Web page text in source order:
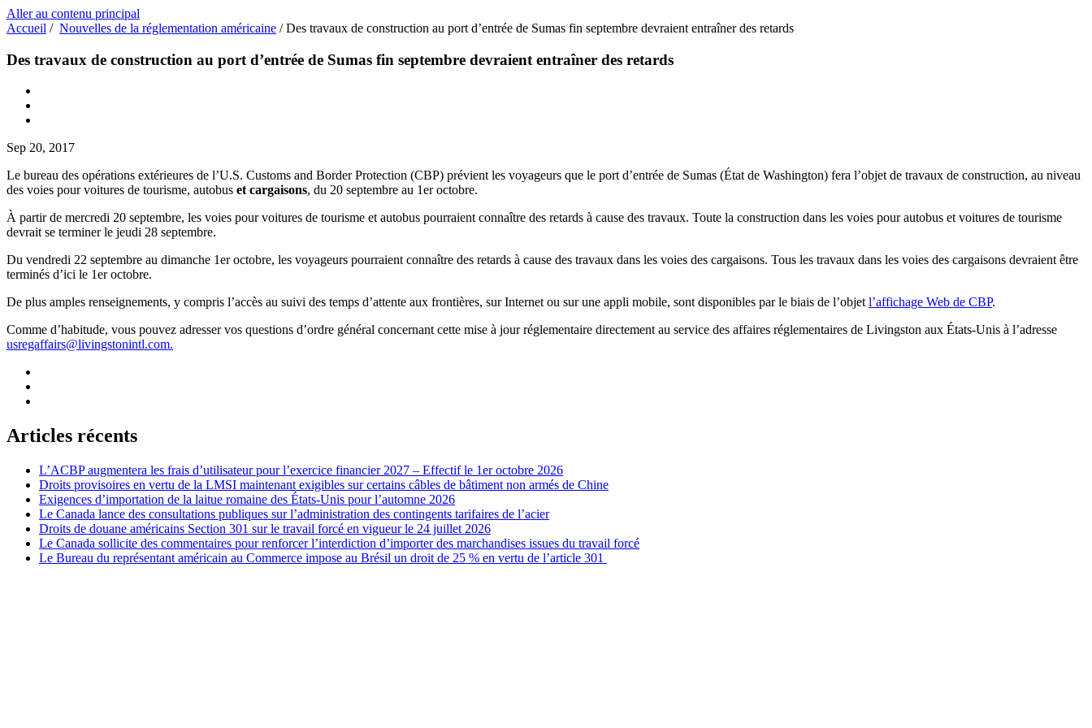
Aller au contenu principal
Accueil / Nouvelles de la réglementation américaine /Des travaux de construction au port d’entrée de Sumas fin septembre devraient entraîner des retards
Des travaux de construction au port d’entrée de Sumas fin septembre devraient entraîner des retards
Sep 20, 2017
Le bureau des opérations extérieures de l’U.S. Customs and Border Protection (CBP) prévient les voyageurs que le port d’entrée de Sumas (État de Washington) fera l’objet de travaux de construction, au niveau
des voies pour voitures de tourisme, autobus et cargaisons, du 20 septembre au 1er octobre.
À partir de mercredi 20 septembre, les voies pour voitures de tourisme et autobus pourraient connaître des retards à cause des travaux. Toute la construction dans les voies pour autobus et voitures de tourisme
devrait se terminer le jeudi 28 septembre.
Du vendredi 22 septembre au dimanche 1er octobre, les voyageurs pourraient connaître des retards à cause des travaux dans les voies des cargaisons. Tous les travaux dans les voies des cargaisons devraient être
terminés d’ici le 1er octobre.
De plus amples renseignements, y compris l’accès au suivi des temps d’attente aux frontières, sur Internet ou sur une appli mobile, sont disponibles par le biais de l’objetl’affichage Web de CBP.
Comme d’habitude, vous pouvez adresser vos questions d’ordre général concernant cette mise à jour réglementaire directement au service des affaires réglementaires de Livingston aux États-Unis à l’adresse
usregaffairs@livingstonintl.com.
Articles récents
L’ACBP augmentera les frais d’utilisateur pour l’exercice financier 2027 – Effectif le 1er octobre 2026
Droits provisoires en vertu de la LMSI maintenant exigibles sur certains câbles de bâtiment non armés de Chine
Exigences d’importation de la laitue romaine des États-Unis pour l’automne 2026
Le Canada lance des consultations publiques sur l’administration des contingents tarifaires de l’acier
Droits de douane américains Section 301 sur le travail forcé en vigueur le 24 juillet 2026
Le Canada sollicite des commentaires pour renforcer l’interdiction d’importer des marchandises issues du travail forcé
Le Bureau du représentant américain au Commerce impose au Brésil un droit de 25 % en vertu de l’article 301